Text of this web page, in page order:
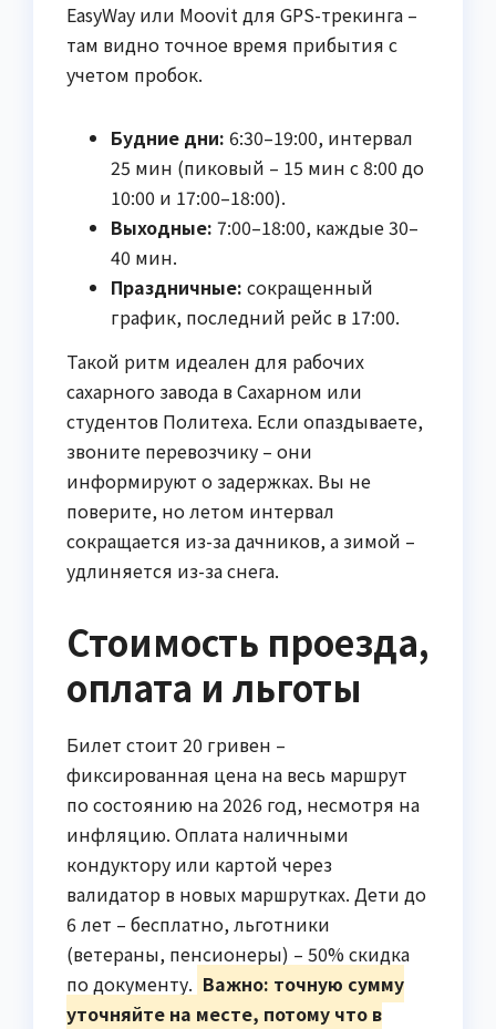
EasyWay или Moovit для GPS-трекинга –
там видно точное время прибытия с
учетом пробок.
Будние дни: 6:30–19:00, интервал
25 мин (пиковый – 15 мин с 8:00 до
10:00 и 17:00–18:00).
Выходные: 7:00–18:00, каждые 30–
40 мин.
Праздничные: сокращенный
график, последний рейс в 17:00.
Такой ритм идеален для рабочих
сахарного завода в Сахарном или
студентов Политеха. Если опаздываете,
звоните перевозчику – они
информируют о задержках. Вы не
поверите, но летом интервал
сокращается из-за дачников, а зимой –
удлиняется из-за снега.
Стоимость проезда,
оплата и льготы
Билет стоит 20 гривен –
фиксированная цена на весь маршрут
по состоянию на 2026 год, несмотря на
инфляцию. Оплата наличными
кондуктору или картой через
валидатор в новых маршрутках. Дети до
6 лет – бесплатно, льготники
(ветераны, пенсионеры) – 50% скидка
по документу. Важно: точную сумму
уточняйте на месте, потому что в